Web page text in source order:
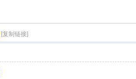
[复制链接]